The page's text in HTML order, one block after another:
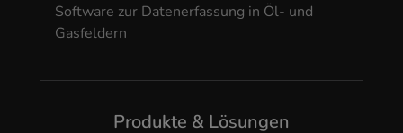
Software zur Datenerfassung in Öl- und
Gasfeldern
Produkte & Lösungen